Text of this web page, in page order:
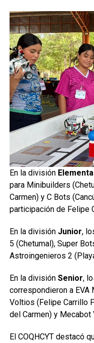
En la división
para Minibuilders
Carmen) y C Bots
participación de Felipe
En la división Junior,
5 (Chetumal), Super
Astroingenieros 2
En la división Senior,
correspondieron a EVA
Voltios (Felipe Carrillo
del Carmen) y Mecabot
El COQHCYT destacó